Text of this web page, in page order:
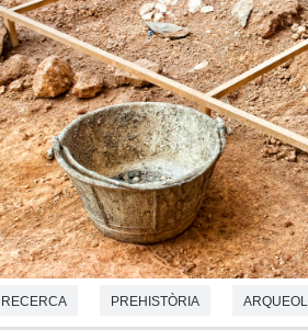
RECERCA PREHISTÒRIA